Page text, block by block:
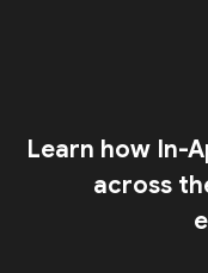
Learn how In-
across